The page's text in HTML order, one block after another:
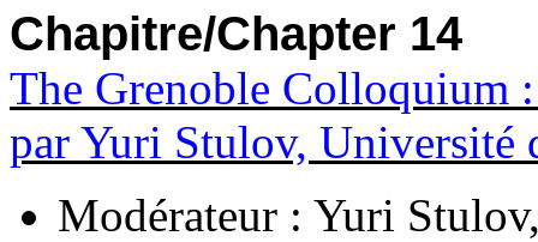
Chapitre/Chapter 14
The Grenoble Colloquium
par Yuri Stulov, Université
Modérateur : Yuri